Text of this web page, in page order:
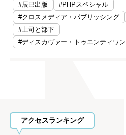
#辰巳出版
#PHPスペシャル
#クロスメディア・パブリッシング
#上司と部下
#ディスカヴァー・トゥエンティワン
アクセスランキング